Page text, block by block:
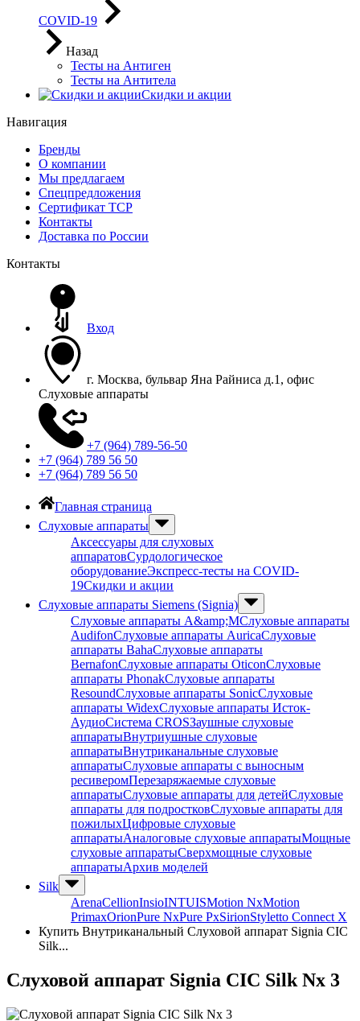
COVID-19
Назад
Тесты на Антиген
Тесты на Антитела
Скидки и акции
Навигация
Бренды
О компании
Мы предлагаем
Спецпредложения
Сертификат ТСР
Контакты
Доставка по России
Контакты
Вход
г. Москва, бульвар Яна Райниса д.1, офис
Слуховые аппараты
+7 (964) 789-56-50
+7 (964) 789 56 50
+7 (964) 789 56 50
Главная страница
Слуховые аппараты
Аксессуары для слуховых
аппаратовСурдологическое
оборудованиеЭкспресс-тесты на COVID-
19Скидки и акции
Слуховые аппараты Siemens (Signia)
Слуховые аппараты A&amp;MСлуховые аппараты
AudifonСлуховые аппараты AuricaСлуховые
аппараты BahaСлуховые аппараты
BernafonСлуховые аппараты OticonСлуховые
аппараты PhonakСлуховые аппараты
ResoundСлуховые аппараты SonicСлуховые
аппараты WidexСлуховые аппараты Исток-
АудиоСистема CROSЗаушные слуховые
аппаратыВнутриушные слуховые
аппаратыВнутриканальные слуховые
аппаратыСлуховые аппараты с выносным
ресиверомПерезаряжаемые слуховые
аппаратыСлуховые аппараты для детейСлуховые
аппараты для подростковСлуховые аппараты для
пожилыхЦифровые слуховые
аппаратыАналоговые слуховые аппаратыМощные
слуховые аппаратыСверхмощные слуховые
аппаратыАрхив моделей
Silk
ArenaCellionInsioINTUISMotion NxMotion
PrimaxOrionPure NxPure PxSirionStyletto Connect X
Купить Внутриканальный Слуховой аппарат Signia CIC
Silk...
Слуховой аппарат Signia CIC Silk Nx 3